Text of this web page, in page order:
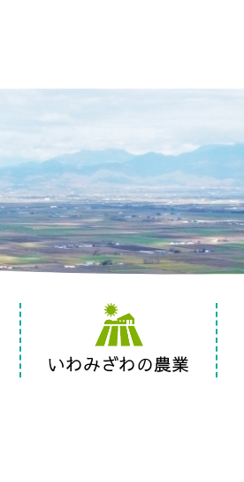
いわみざわの農業